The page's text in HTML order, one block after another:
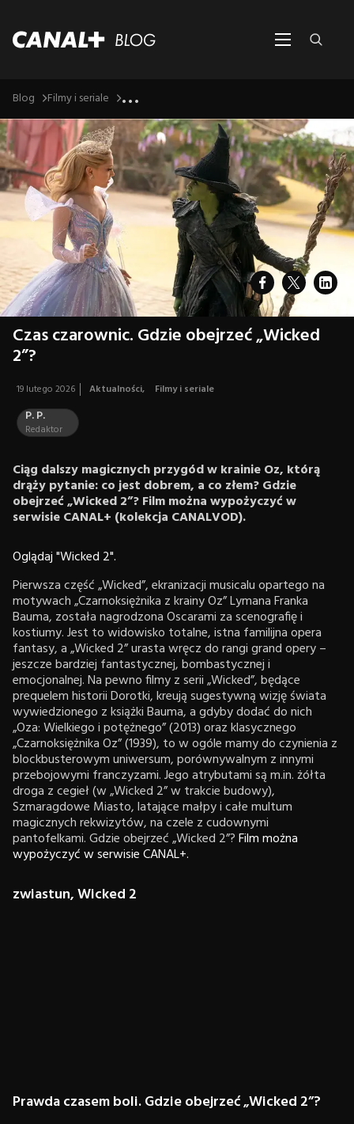
Blog Filmy i seriale ...
Czas czarownic. Gdzie obejrzeć „Wicked
2”?
19 lutego 2026 Aktualności, Filmy i seriale
P. P.
Redaktor
Ciąg dalszy magicznych przygód w krainie Oz, którą
drąży pytanie: co jest dobrem, a co złem? Gdzie
obejrzeć „Wicked 2”? Film można wypożyczyć w
serwisie CANAL+ (kolekcja CANALVOD).
Oglądaj "Wicked 2".
Pierwsza część „Wicked”, ekranizacji musicalu opartego na
motywach „Czarnoksiężnika z krainy Oz” Lymana Franka
Bauma, została nagrodzona Oscarami za scenografię i
kostiumy. Jest to widowisko totalne, istna familijna opera
fantasy, a „Wicked 2” urasta wręcz do rangi grand opery –
jeszcze bardziej fantastycznej, bombastycznej i
emocjonalnej. Na pewno filmy z serii „Wicked”, będące
prequelem historii Dorotki, kreują sugestywną wizję świata
wywiedzionego z książki Bauma, a gdyby dodać do nich
„Oza: Wielkiego i potężnego” (2013) oraz klasycznego
„Czarnoksiężnika Oz” (1939), to w ogóle mamy do czynienia z
blockbusterowym uniwersum, porównywalnym z innymi
przebojowymi franczyzami. Jego atrybutami są m.in. żółta
droga z cegieł (w „Wicked 2” w trakcie budowy),
Szmaragdowe Miasto, latające małpy i całe multum
magicznych rekwizytów, na czele z cudownymi
pantofelkami. Gdzie obejrzeć „Wicked 2”?Film można
wypożyczyć w serwisie CANAL+.
zwiastun, Wicked 2
Prawda czasem boli. Gdzie obejrzeć „Wicked 2”?